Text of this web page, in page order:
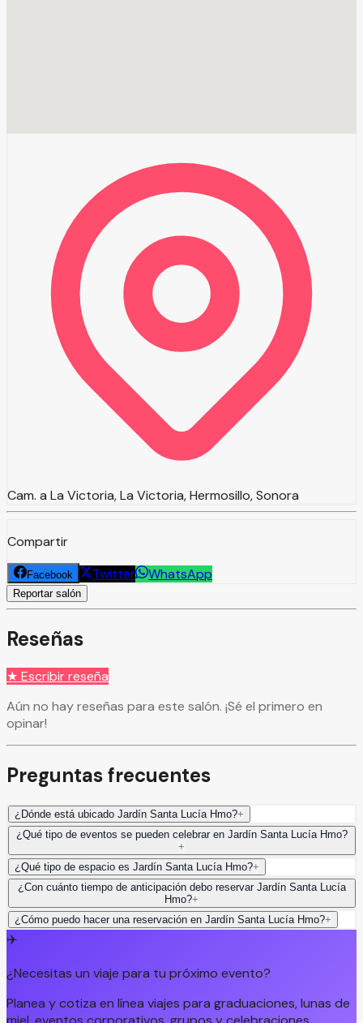
Cam. a La Victoria, La Victoria, Hermosillo, Sonora
Compartir
Facebook Twitter WhatsApp
Reportar salón
Reseñas
★ Escribir reseña
Aún no hay reseñas para este salón. ¡Sé el primero en
opinar!
Preguntas frecuentes
¿Dónde está ubicado Jardín Santa Lucía Hmo?+
¿Qué tipo de eventos se pueden celebrar en Jardín Santa Lucía Hmo?
+
¿Qué tipo de espacio es Jardín Santa Lucía Hmo?+
¿Con cuánto tiempo de anticipación debo reservar Jardín Santa Lucía
Hmo?+
¿Cómo puedo hacer una reservación en Jardín Santa Lucía Hmo?+
✈️
¿Necesitas un viaje para tu próximo evento?
Planea y cotiza en línea viajes para graduaciones, lunas de